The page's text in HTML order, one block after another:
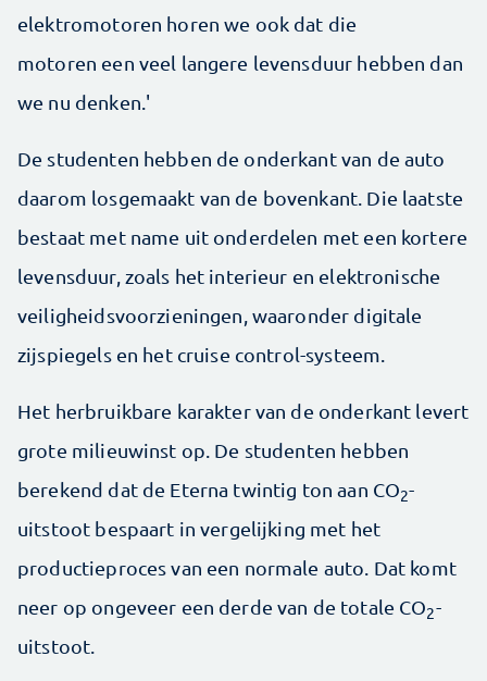
elektromotoren horen we ook dat die
motoren een veel langere levensduur hebben dan
we nu denken.'
De studenten hebben de onderkant van de auto
daarom losgemaakt van de bovenkant. Die laatste
bestaat met name uit onderdelen met een kortere
levensduur, zoals het interieur en elektronische
veiligheidsvoorzieningen, waaronder digitale
zijspiegels en het cruise control-systeem.
Het herbruikbare karakter van de onderkant levert
grote milieuwinst op. De studenten hebben
berekend dat de Eterna twintig ton aan CO2-
uitstoot bespaart in vergelijking met het
productieproces van een normale auto. Dat komt
neer op ongeveer een derde van de totale CO2-
uitstoot.